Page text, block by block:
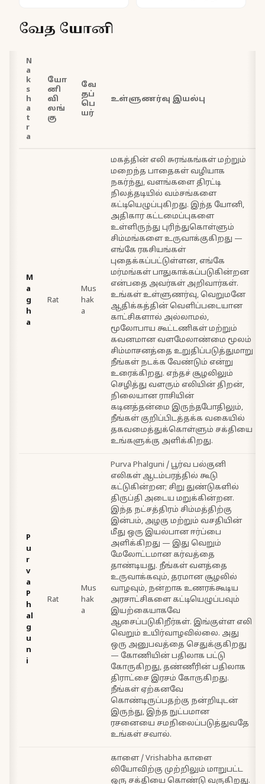
வேத யோனி
N
a
k
s
h
a
t
r
a
யோ
னி
வி
லங்
கு
வே
தப்
பெ
யர்
உள்ளுணர்வு இயல்பு
M
a
g
h
a
Rat
Mus
hak
a
மகத்தின் எலி சுரங்கங்கள் மற்றும்
மறைந்த பாதைகள் வழியாக
நகர்ந்து, வளங்களை திரட்டி
நிலத்தடியில் வம்சங்களை
கட்டியெழுப்புகிறது. இந்த யோனி,
அதிகார கட்டமைப்புகளை
உள்ளிருந்து புரிந்துகொள்ளும்
சிம்மங்களை உருவாக்குகிறது —
எங்கே ரகசியங்கள்
புதைக்கப்பட்டுள்ளன, எங்கே
மர்மங்கள் பாதுகாக்கப்படுகின்றன
என்பதை அவர்கள் அறிவார்கள்.
உங்கள் உள்ளுணர்வு, வெறுமனே
ஆதிக்கத்தின் வெளிப்படையான
காட்சிகளால் அல்லாமல்,
மூலோபாய கூட்டணிகள் மற்றும்
கவனமான வளமேலாண்மை மூலம்
சிம்மாசனத்தை உறுதிப்படுத்துமாறு
நீங்கள் நடக்க வேண்டும் என்று
உரைக்கிறது. எந்தச் சூழலிலும்
செழித்து வளரும் எலியின் திறன்,
நிலையான ராசியின்
கடினத்தன்மை இருந்தபோதிலும்,
நீங்கள் குறிப்பிடத்தக்க வகையில்
தகவமைத்துக்கொள்ளும் சக்தியை
உங்களுக்கு அளிக்கிறது.
P
u
r
v
a
P
h
al
g
u
n
i
Rat
Mus
hak
a
Purva Phalguni / பூர்வ பல்குனி
எலிகள் ஆடம்பரத்தில் கூடு
கட்டுகின்றன; சிறு துண்டுகளில்
திருப்தி அடைய மறுக்கின்றன.
இந்த நட்சத்திரம் சிம்மத்திற்கு
இன்பம், அழகு மற்றும் வசதியின்
மீது ஒரு இயல்பான ஈர்ப்பை
அளிக்கிறது — இது வெறும்
மேலோட்டமான கர்வத்தை
தாண்டியது. நீங்கள் வளத்தை
உருவாக்கவும், தரமான சூழலில்
வாழவும், நன்றாக உணரக்கூடிய
அரசாட்சிகளை கட்டியெழுப்பவும்
இயற்கையாகவே
ஆசைப்படுகிறீர்கள். இங்குள்ள எலி
வெறும் உயிர்வாழவில்லை. அது
ஒரு அனுபவத்தை செதுக்குகிறது
— கோணியின் பதிலாக பட்டு
கோருகிறது, தண்ணீரின் பதிலாக
திராட்சை இரசம் கோருகிறது.
நீங்கள் ஏற்கனவே
கொண்டிருப்பதற்கு நன்றியுடன்
இருந்து, இந்த நுட்பமான
ரசனையை சமநிலைப்படுத்துவதே
உங்கள் சவால்.
காளை / Vrishabha காளை
லியோவிற்கு முற்றிலும் மாறுபட்ட
ஒரு சக்தியை கொண்டு வருகிறது.